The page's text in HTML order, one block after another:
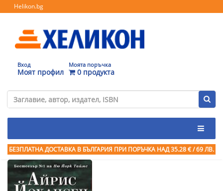
Helikon.bg
Вход
Моят профил
Моята поръчка
0 продукта
БЕЗПЛАТНА ДОСТАВКА В БЪЛГАРИЯ ПРИ ПОРЪЧКА НАД 35.28 € / 69 ЛВ.